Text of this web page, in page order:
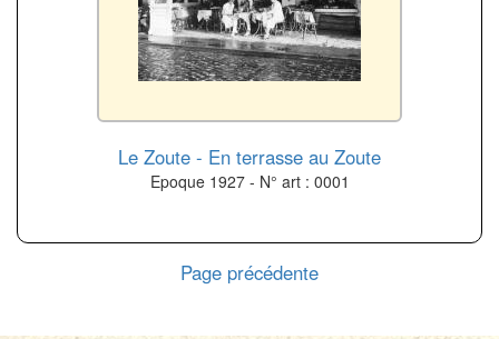
Le Zoute - En terrasse au Zoute
Epoque 1927 - N° art : 0001
Page précédente